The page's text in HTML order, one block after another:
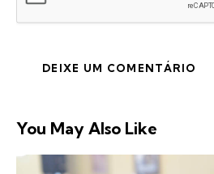
You May Also Like